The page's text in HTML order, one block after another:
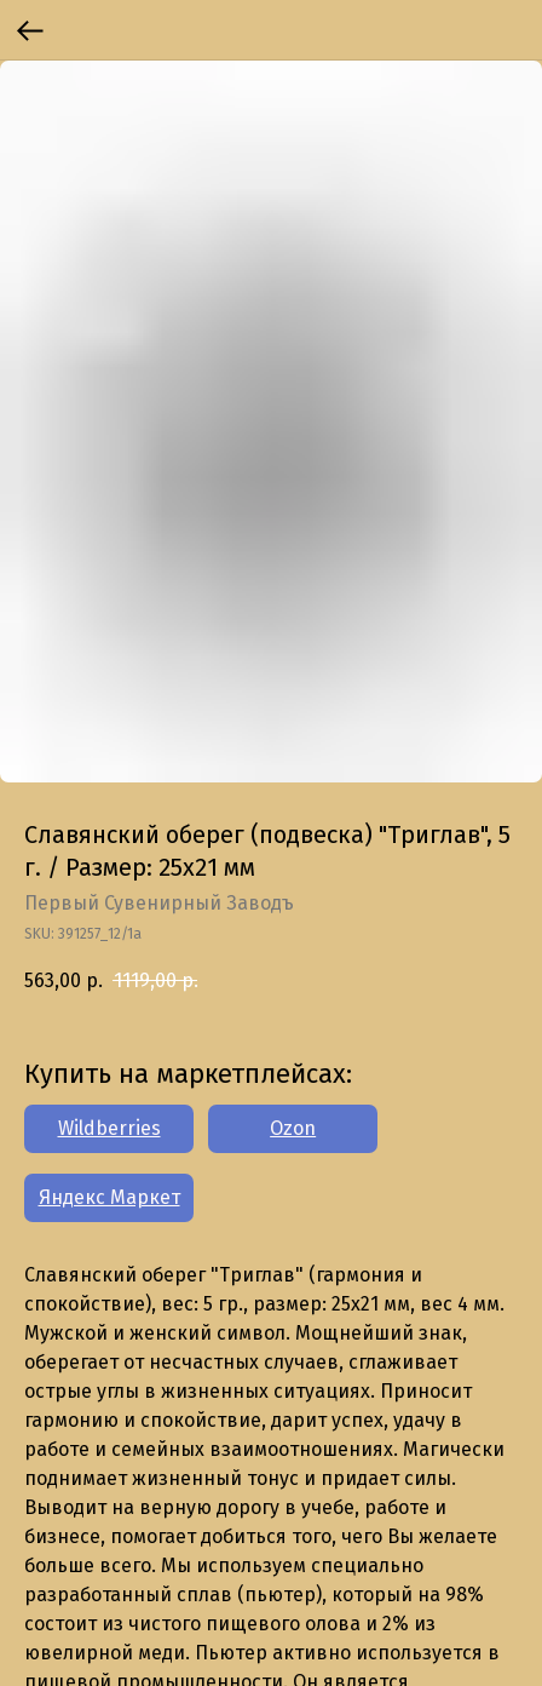
Славянский оберег (подвеска) "Триглав", 5
г. / Размер: 25х21 мм
Первый Сувенирный Заводъ
SKU: 391257_12/1а
563,00 р. 1119,00 р.
Купить на маркетплейсах:
Wildberries Ozon
Яндекс Маркет
Славянский оберег "Триглав" (гармония и
спокойствие), вес: 5 гр., размер: 25х21 мм, вес 4 мм.
Мужской и женский символ. Мощнейший знак,
оберегает от несчастных случаев, сглаживает
острые углы в жизненных ситуациях. Приносит
гармонию и спокойствие, дарит успех, удачу в
работе и семейных взаимоотношениях. Магически
поднимает жизненный тонус и придает силы.
Выводит на верную дорогу в учебе, работе и
бизнесе, помогает добиться того, чего Вы желаете
больше всего. Мы используем специально
разработанный сплав (пьютер), который на 98%
состоит из чистого пищевого олова и 2% из
ювелирной меди. Пьютер активно используется в